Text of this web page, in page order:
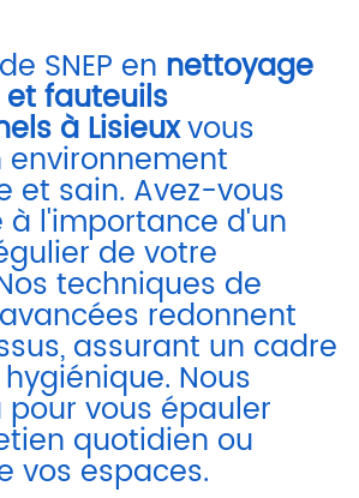
SNEP en nettoyage
fauteuils
à Lisieuxvous
et sain. Avez-vous
à l'importance d'un
de votre
techniques de
redonnent
assurant un cadre
Nous
vous épauler
quotidien ou
vos espaces.